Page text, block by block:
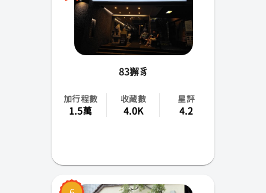
83獬豸
加行程數
1.5萬
收藏數
4.0K
星評
4.2